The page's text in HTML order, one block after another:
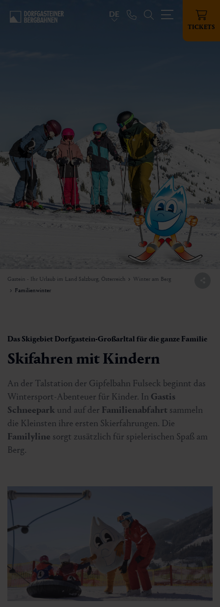
TICKETS
DE
Gastein - Ihr Urlaub im Land Salzburg, Österreich
Winter am Berg
Familienwinter
Das Skigebiet Dorfgastein-Großarltal für die ganze Familie
Skifahren mit Kindern
An der Talstation der Gipfelbahn Fulseck beginnt das
Wintersport-Abenteuer für Kinder. In Gastis
Schneepark und auf der Familienabfahrt sammeln
die Kleinsten ihre ersten Skierfahrungen. Die
Familyline sorgt zusätzlich für spielerischen Spaß am
Berg.